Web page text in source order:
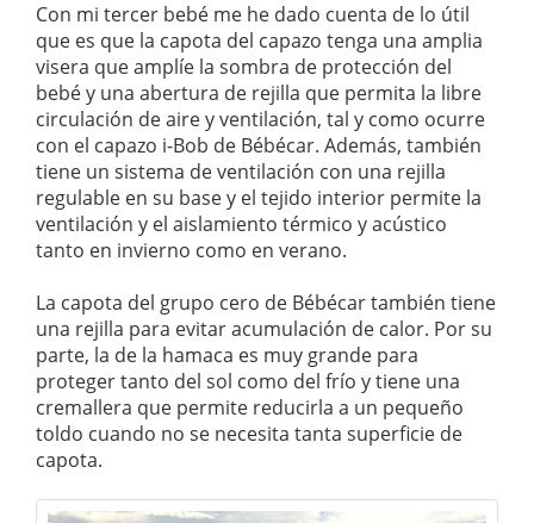
Con mi tercer bebé me he dado cuenta de lo útil
que es que la capota del capazo tenga una amplia
visera que amplíe la sombra de protección del
bebé y una abertura de rejilla que permita la libre
circulación de aire y ventilación, tal y como ocurre
con el capazo i-Bob de Bébécar. Además, también
tiene un sistema de ventilación con una rejilla
regulable en su base y el tejido interior permite la
ventilación y el aislamiento térmico y acústico
tanto en invierno como en verano.
La capota del grupo cero de Bébécar también tiene
una rejilla para evitar acumulación de calor. Por su
parte, la de la hamaca es muy grande para
proteger tanto del sol como del frío y tiene una
cremallera que permite reducirla a un pequeño
toldo cuando no se necesita tanta superficie de
capota.